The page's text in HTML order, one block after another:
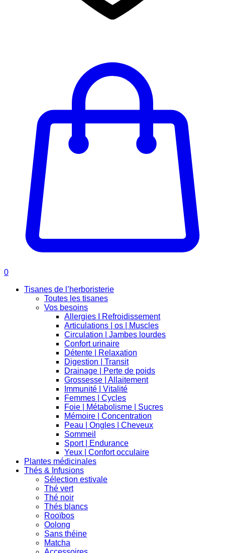
0
Tisanes de l’herboristerie
Toutes les tisanes
Vos besoins
Allergies I Refroidissement
Articulations | os | Muscles
Circulation | Jambes lourdes
Confort urinaire
Détente | Relaxation
Digestion | Transit
Drainage | Perte de poids
Grossesse | Allaitement
Immunité | Vitalité
Femmes | Cycles
Foie | Métabolisme | Sucres
Mémoire | Concentration
Peau | Ongles | Cheveux
Sommeil
Sport | Endurance
Yeux | Confort occulaire
Plantes médicinales
Thés & Infusions
Sélection estivale
Thé vert
Thé noir
Thés blancs
Rooïbos
Oolong
Sans théine
Matcha